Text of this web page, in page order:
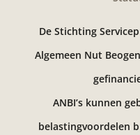
De Stichting
Algemeen Nut
ANBI’s kunnen
belastingvoordelen